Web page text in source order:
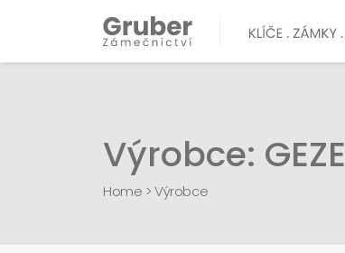
Výrobce: GEZE
Home >Výrobce